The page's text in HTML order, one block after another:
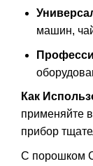
машин,
Как
применяйте
прибор
С порошком